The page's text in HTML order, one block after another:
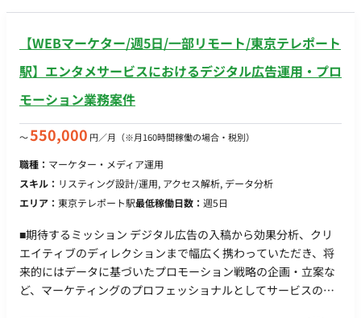
【WEBマーケター/週5日/一部リモート/東京テレポート
駅】エンタメサービスにおけるデジタル広告運用・プロ
モーション業務案件
〜550,000 円／月 （※月160時間稼働の場合・税別）
職種： マーケター・メディア運用
スキル： リスティング設計/運用, アクセス解析, データ分析
エリア： 東京テレポート駅最低稼働日数： 週5日
■期待するミッション デジタル広告の入稿から効果分析、クリ
エイティブのディレクションまで幅広く携わっていただき、将
来的にはデータに基づいたプロモーション戦略の企画・立案な
ど、マーケティングのプロフェッショナルとしてサービスのグ